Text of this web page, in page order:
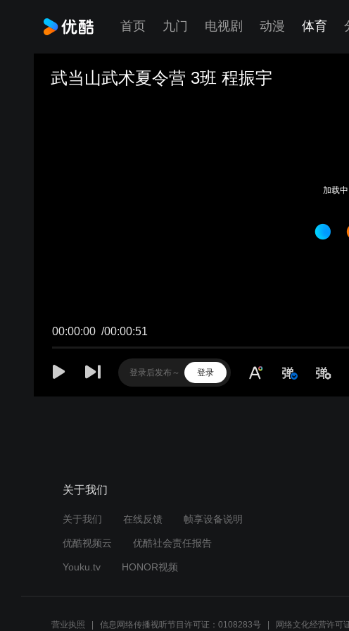
首页 九门 电视剧 动漫 体育
武当山武术夏令营 3班 程振宇
00:00:00 /00:00:51
登录
加载中...
关于我们
关于我们 在线反馈 帧享设备说明
优酷视频云 优酷社会责任报告
Youku.tv HONOR视频
营业执照 信息网络传播视听节目许可证：0108283号 网络文化经营许可